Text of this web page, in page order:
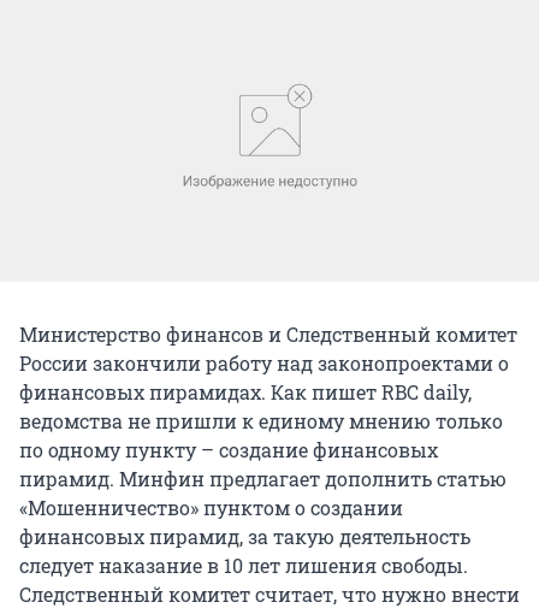
Министерство финансов и Следственный комитет
России закончили работу над законопроектами о
финансовых пирамидах. Как пишет RBC daily,
ведомства не пришли к единому мнению только
по одному пункту – создание финансовых
пирамид. Минфин предлагает дополнить статью
«Мошенничество» пунктом о создании
финансовых пирамид, за такую деятельность
следует наказание в 10 лет лишения свободы.
Следственный комитет считает, что нужно внести